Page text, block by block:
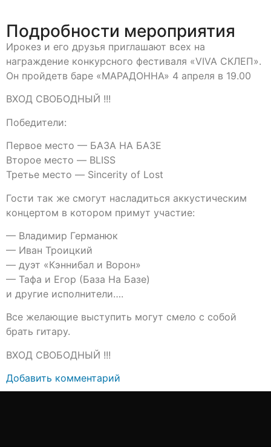
Подробности мероприятия
Ирокез и его друзья приглашают всех на
награждение конкурсного фестиваля «VIVA СКЛЕП».
Он пройдетв баре «МАРАДОННА» 4 апреля в 19.00
ВХОД СВОБОДНЫЙ !!!
Победители:
Первое место — БАЗА НА БАЗЕ
Второе место — BLISS
Третье место — Sincerity of Lost
Гости так же смогут насладиться аккустическим
концертом в котором примут участие:
— Владимир Германюк
— Иван Троицкий
— дуэт «Кэннибал и Ворон»
— Тафа и Егор (База На Базе)
и другие исполнители….
Все желающие выступить могут смело с собой
брать гитару.
ВХОД СВОБОДНЫЙ !!!
Добавить комментарий